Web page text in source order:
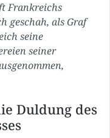
Frankreichs
geschah, als Graf
seine
seiner
Duldung des